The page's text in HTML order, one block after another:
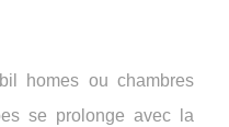
homes ou chambres
se prolonge avec la